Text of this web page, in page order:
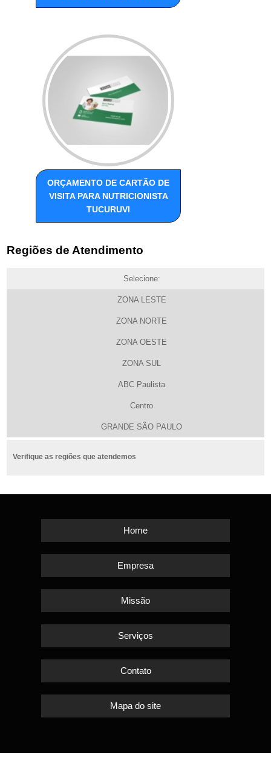
ORÇAMENTO DE CARTÃO DE
VISITA PARA NUTRICIONISTA
TUCURUVI
Regiões de Atendimento
Selecione:
ZONA LESTE
ZONA NORTE
ZONA OESTE
ZONA SUL
ABC Paulista
Centro
GRANDE SÃO PAULO
Verifique as regiões que atendemos
Home
Empresa
Missão
Serviços
Contato
Mapa do site